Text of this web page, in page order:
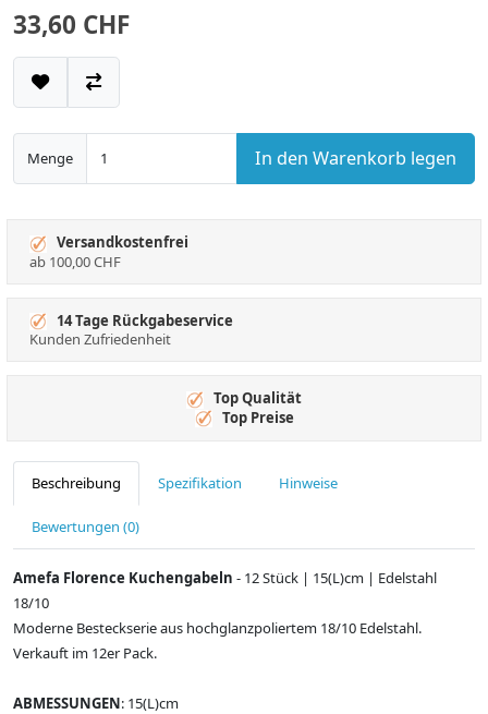
33,60 CHF
Menge In den Warenkorb legen
Versandkostenfrei
ab 100,00 CHF
14 Tage Rückgabeservice
Kunden Zufriedenheit
Top Qualität
Top Preise
Beschreibung Spezifikation Hinweise
Bewertungen (0)
Amefa Florence Kuchengabeln - 12 Stück | 15(L)cm | Edelstahl
18/10
Moderne Besteckserie aus hochglanzpoliertem 18/10 Edelstahl.
Verkauft im 12er Pack.
ABMESSUNGEN: 15(L)cm